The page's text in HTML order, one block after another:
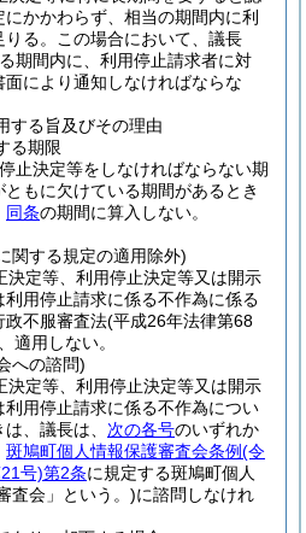
にかかわらず、相当の期間内に利
る。
この場合において、議長
期間内に、利用停止請求者に対
面により通知しなければならな
する旨及びその理由
る期限
止決定等をしなければならない期
もに欠けている期間があるとき
同条の期間に算入しない。
関する規定の適用除外)
決定等、利用停止決定等又は開示
用停止請求に係る不作為に係る
政不服審査法(平成26年法律第68
適用しない。
への諮問)
決定等、利用停止決定等又は開示
用停止請求に係る不作為につい
、議長は、 次の各号のいずれか
斑鳩町個人情報保護審査会条例(令
号)第2条に規定する斑鳩町個人
査会」という。)に諮問しなけれ